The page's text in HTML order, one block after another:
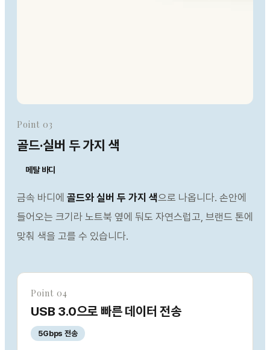
Point 03
골드·실버 두 가지 색
메탈 바디
금속 바디에 골드와 실버 두 가지 색으로 나옵니다. 손안에
들어오는 크기라 노트북 옆에 둬도 자연스럽고, 브랜드 톤에
맞춰 색을 고를 수 있습니다.
Point 04
USB 3.0으로 빠른 데이터 전송
5Gbps 전송